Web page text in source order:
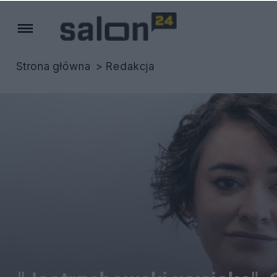
Strona główna Redakcja